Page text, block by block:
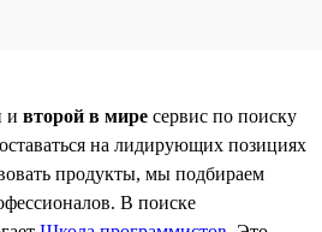
и второй в мире сервис по поиску
на лидирующих позициях
продукты, мы подбираем
В поиске